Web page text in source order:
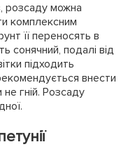
розсаду можна
комплексним
її переносять в
сонячний, подалі від
підходить
внести
гній. Розсаду